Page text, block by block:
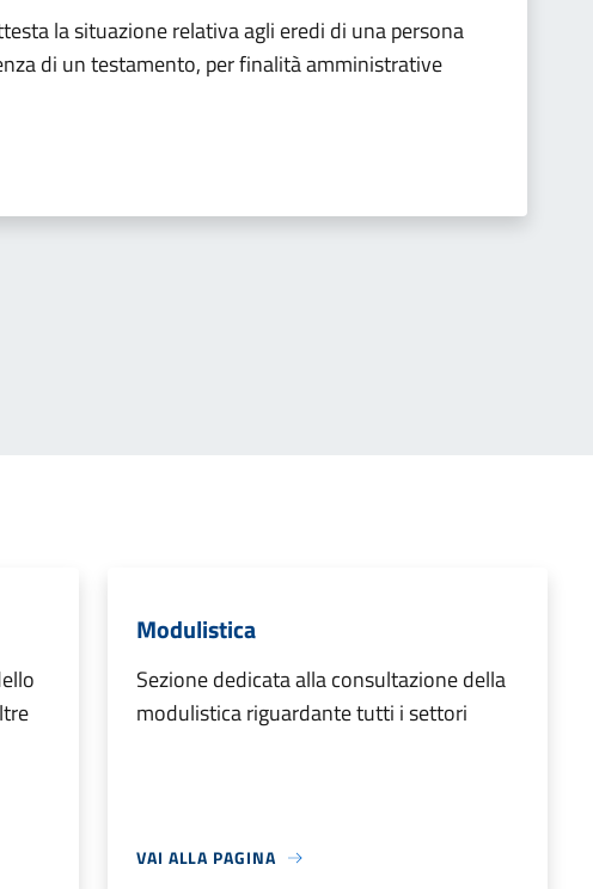
la situazione relativa agli eredi di una persona
di un testamento, per finalità amministrative
Modulistica
Sezione dedicata alla consultazione della
modulistica riguardante tutti i settori
VAI ALLA PAGINA